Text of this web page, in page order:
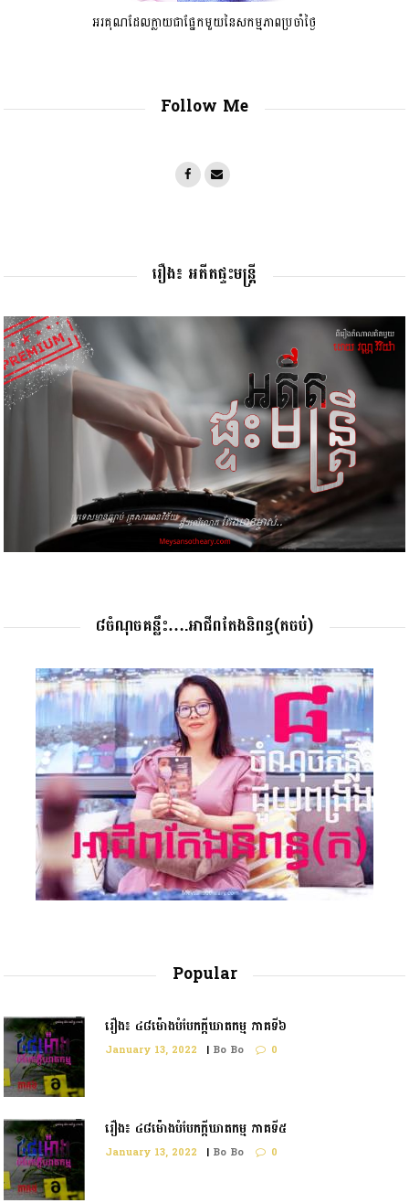
អរគុណដែលក្លាយជាផ្នែកមួយនៃសកម្មភាពប្រចាំថ្ងៃ
Follow Me
រឿង៖ អតីតផ្ទះមន្រ្តី
៨ចំណុចគន្លឹះ….អាជីពតែងនិពន្ធ(តចប់)
Popular
រឿង៖ ៤៨ម៉ោងបំបែកក្តីឃាតកម្ម ភាគទី៦
January 13, 2022 | Bo Bo 0
រឿង៖ ៤៨ម៉ោងបំបែកក្ដីឃាតកម្ម ភាគទី៥
January 13, 2022 | Bo Bo 0